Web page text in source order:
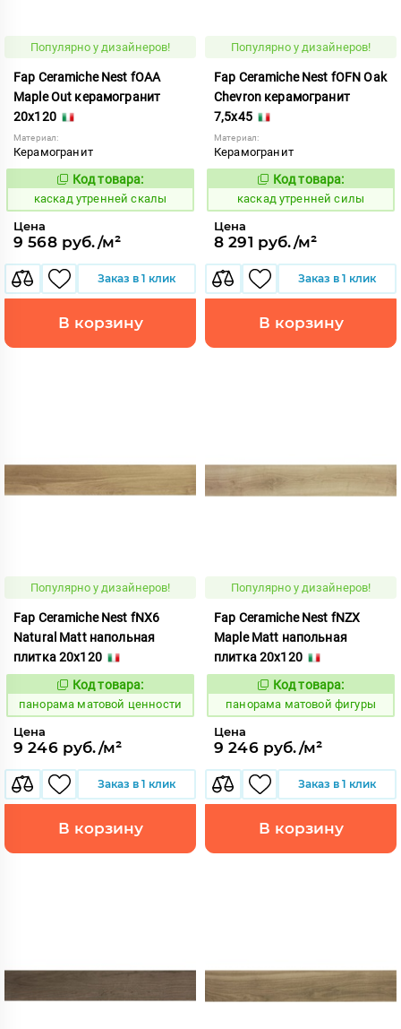
Популярно у дизайнеров!
Fap Ceramiche Nest fOAA
Maple Out керамогранит
20x120
Материал:
Керамогранит
638716
Код товара:
каскад утренней скалы
Цена
9 568 руб./м²
Заказ в 1 клик
В корзину
Популярно у дизайнеров!
Fap Ceramiche Nest fOFN Oak
Chevron керамогранит
7,5x45
Материал:
Керамогранит
638713
Код товара:
каскад утренней силы
Цена
8 291 руб./м²
Заказ в 1 клик
В корзину
Популярно у дизайнеров!
Fap Ceramiche Nest fNX6
Natural Matt напольная
плитка 20x120
537992
Код товара:
панорама матовой ценности
Цена
9 246 руб./м²
Заказ в 1 клик
В корзину
Популярно у дизайнеров!
Fap Ceramiche Nest fNZX
Maple Matt напольная
плитка 20x120
537990
Код товара:
панорама матовой фигуры
Цена
9 246 руб./м²
Заказ в 1 клик
В корзину